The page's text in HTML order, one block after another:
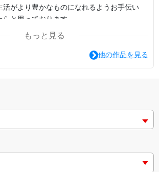
活がより豊かなものになれるようお手伝い
と思っております。
もっと見る
他の作品を見る